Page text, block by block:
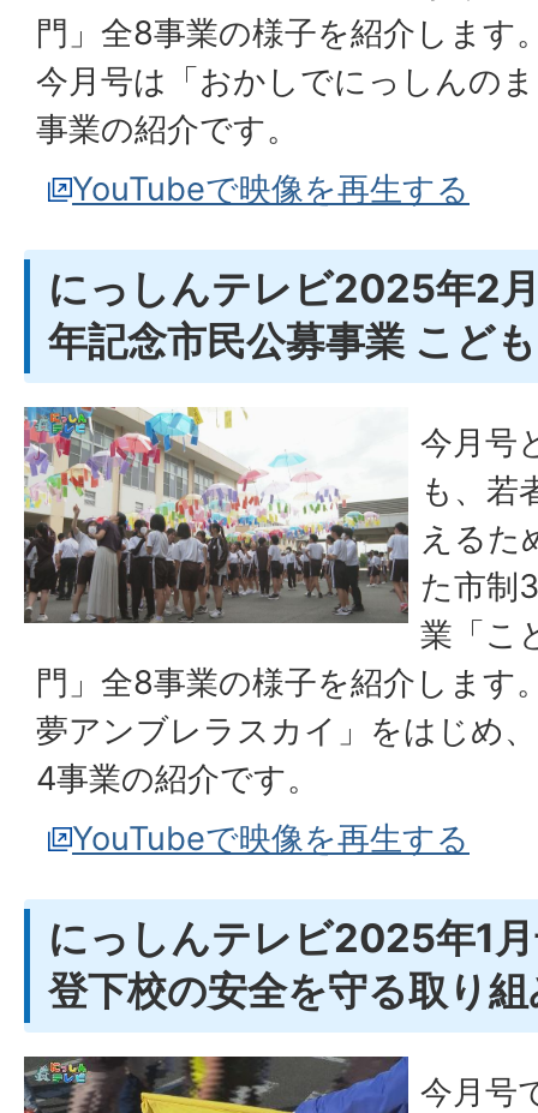
門」全8事業の様子を紹介します
今月号は「おかしでにっしんの
事業の紹介です。
YouTubeで映像を再生する
にっしんテレビ2025年2
年記念市民公募事業 こど
今月号
も、若
えるた
た市制
業「こ
門」全8事業の様子を紹介します
夢アンブレラスカイ」をはじめ
4事業の紹介です。
YouTubeで映像を再生する
にっしんテレビ2025年1
登下校の安全を守る取り
今月号